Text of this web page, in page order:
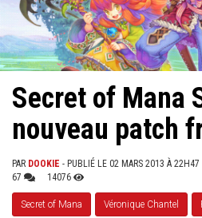
Secret of Mana
nouveau patch
PAR DOOKIE - PUBLIÉ LE 02 MARS 2013 À 22H47
67
14076
Secret of Mana Véronique Chantel